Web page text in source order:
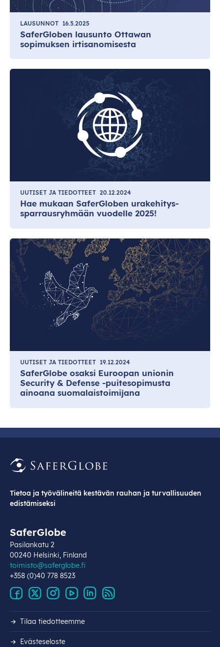
LAUSUNNOT 16.5.2025
SaferGloben lausunto Ottawan
sopimuksen irtisanomisesta
UUTISET JA TIEDOTTEET 20.12.2024
Hae mukaan SaferGloben urakehitys-
sparrausryhmään vuodelle 2025!
UUTISET JA TIEDOTTEET 19.12.2024
SaferGlobe osaksi Euroopan unionin
Security & Defense -puitesopimusta
ainoana suomalaistoimijana
Tietoa ja työvälineitä kestävän rauhan ja turvallisuuden
edistämiseksi
SaferGlobe
Pasilankatu 2
00240 Helsinki, Finland
toimisto@saferglobe.fi
+358 (0)40 778 8523
Tilaa tiedotteemme
Evästeseloste